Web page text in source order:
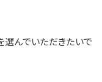
選んでいただきたいで